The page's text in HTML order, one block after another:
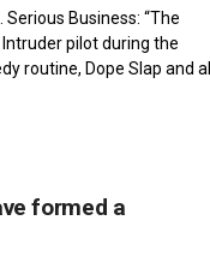
Business: “The
pilot during the
routine, Dope Slap and all.
formed a